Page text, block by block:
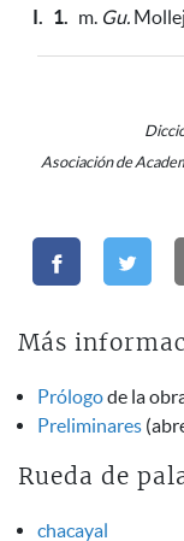
I. 1. m. Gu.
Asociación de
Más
Prólogode la
Preliminares
Rueda de
chacayal